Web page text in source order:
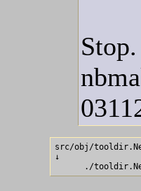
Stop.
src/obj/
↓